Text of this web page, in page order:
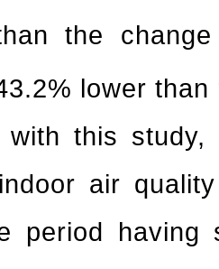
the
lower
with this
air
period having